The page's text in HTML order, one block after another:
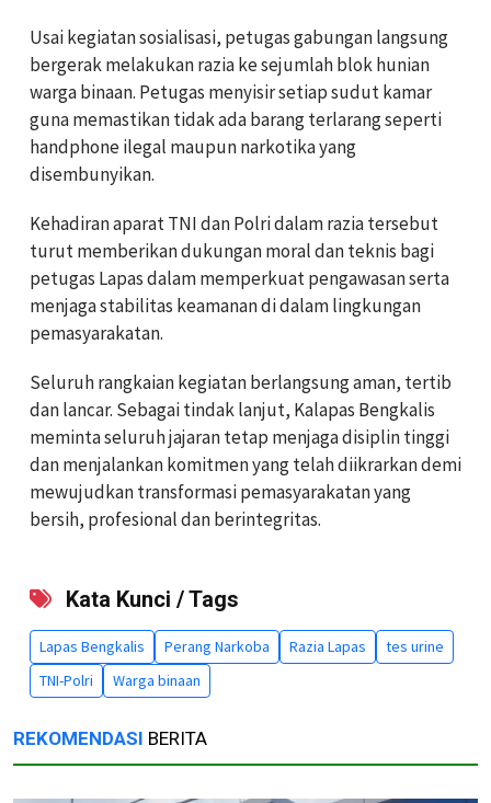
Usai kegiatan sosialisasi, petugas gabungan langsung
bergerak melakukan razia ke sejumlah blok hunian
warga binaan. Petugas menyisir setiap sudut kamar
guna memastikan tidak ada barang terlarang seperti
handphone ilegal maupun narkotika yang
disembunyikan.
Kehadiran aparat TNI dan Polri dalam razia tersebut
turut memberikan dukungan moral dan teknis bagi
petugas Lapas dalam memperkuat pengawasan serta
menjaga stabilitas keamanan di dalam lingkungan
pemasyarakatan.
Seluruh rangkaian kegiatan berlangsung aman, tertib
dan lancar. Sebagai tindak lanjut, Kalapas Bengkalis
meminta seluruh jajaran tetap menjaga disiplin tinggi
dan menjalankan komitmen yang telah diikrarkan demi
mewujudkan transformasi pemasyarakatan yang
bersih, profesional dan berintegritas.
Kata Kunci / Tags
Lapas Bengkalis Perang Narkoba Razia Lapas
tes urine
TNI-Polri
Warga binaan
REKOMENDASI BERITA